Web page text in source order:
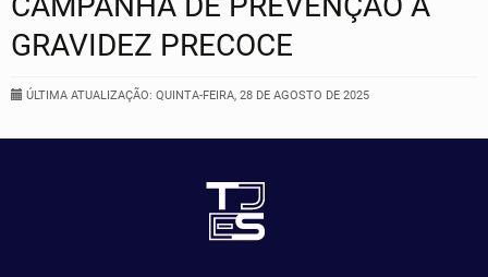
GRAVIDEZ PRECOCE
ÚLTIMA ATUALIZAÇÃO: QUINTA-FEIRA, 28 DE AGOSTO DE 2025